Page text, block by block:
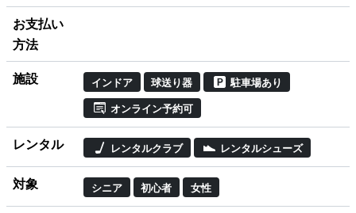
お支払い
方法
施設 インドア 球送り器 駐車場あり
オンライン予約可
レンタル レンタルクラブ レンタルシューズ
対象 シニア 初心者 女性